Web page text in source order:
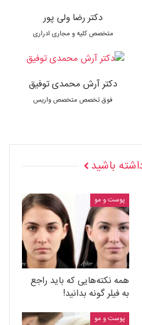
دکتر رضا ولی پور
متخصص کلیه و مجاری ادراری
دکتر آرش محمدی توفیق
فوق تخصص متخصص واریس
باشید
پوست و مو
همه نکته‌هایی که باید راجع
به فیلر گونه بدانید!
پوست و مو